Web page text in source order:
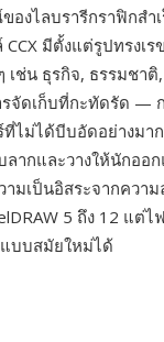
งไลบรารีกราฟิกส
มีตั้งแต่รูปทรง
เช่น ธุรกิจ, ธรรมช
จัดเก็บที่กะทัดรัด
ไม่ได้บีบอัดอย่างมา
ลากและวางให้นักอ
เป็นอิสระจากควา
5 ถึง 12 แต่ไ
บบสมัยใหม่ได้